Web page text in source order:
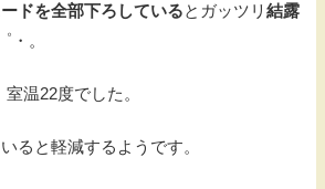
ドを全部下ろしているとガッツリ 結露
・。
温22度でした。
ると軽減するようです。